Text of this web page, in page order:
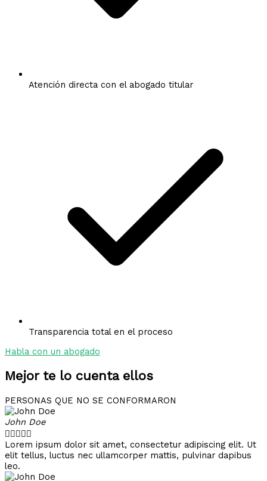
Atención directa con el abogado titular
Transparencia total en el proceso
Habla con un abogado
Mejor te lo cuenta ellos
PERSONAS QUE NO SE CONFORMARON
John Doe

Lorem ipsum dolor sit amet, consectetur adipiscing elit. Ut
elit tellus, luctus nec ullamcorper mattis, pulvinar dapibus
leo.